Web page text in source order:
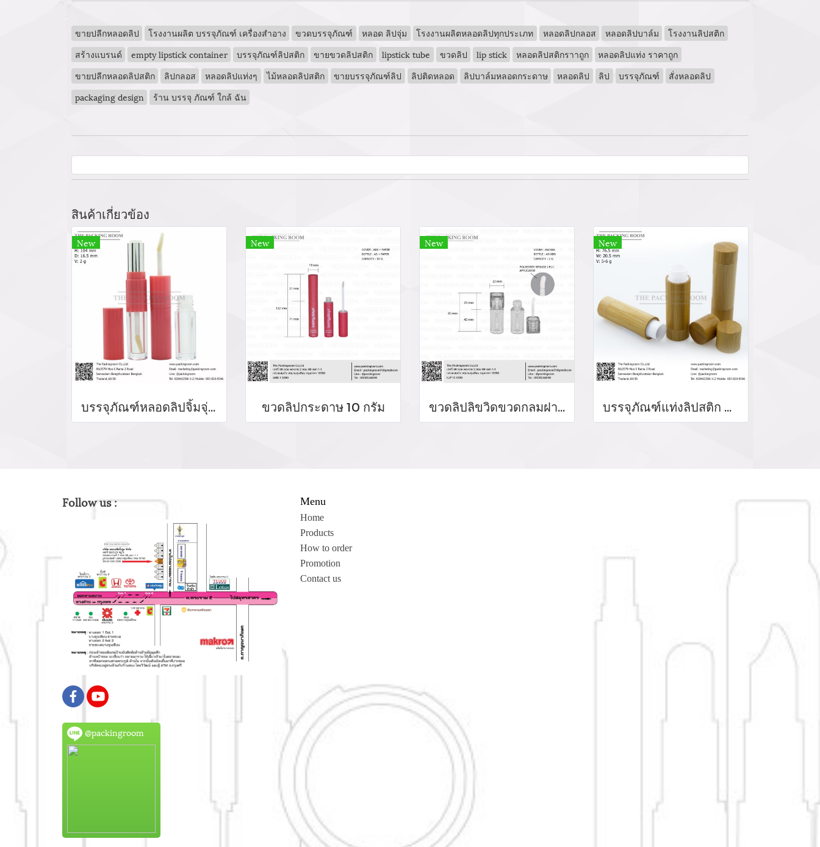
ขายปลีกหลอดลิป โรงงานผลิต บรรจุภัณฑ์ เครื่องสำอาง ขวดบรรจุภัณฑ์ หลอด ลิปจุ่ม โรงงานผลิตหลอดลิปทุกประเภท หลอดลิปกลอส หลอดลิปบาล์ม
โรงงานลิปสติก
สร้างแบรนด์
empty lipstick container บรรจุภัณฑ์ลิปสติก ขายขวดลิปสติก lipstick tube ขวดลิป lip stick หลอดลิปสติกราาถูก
หลอดลิปแท่ง ราคาถูก
ขายปลีกหลอดลิปสติก
ลิปกลอส หลอดลิปแท่งๆ ไม้หลอดลิปสติก ขายบรรจุภัณฑ์ลิป ลิปติดหลอด ลิปบาล์มหลอดกระดาษ หลอดลิป ลิป บรรจุภัณฑ์
สั่งหลอดลิป
packaging design
ร้าน บรรจุ ภัณฑ์ ใกล้ ฉัน
สินค้าเกี่ยวข้อง
New
บรรจุภัณฑ์หลอดลิปจิ้มจุ่ม หลอดลิปกลอส bottle lip gloss/ lip bottle ขวดลิป บรรจุภัณฑ์ใส่ลิป จำหน่ายบรรจุภัณฑ์เครื่องสำอางรรจุภัณฑ์เครื่องสำอางทุกประเภท
New
ขวดลิปกระดาษ 10 กรัม
New
ขวดลิปลิขวิดขวดกลมฝาเหลี่ยม
New
บรรจุภัณฑ์แท่งลิปสติก หลอดลิปแท่ง Lip stick package/ Lip tube สีแดงเงาฝาปิดแม่เหล็ก จำหน่ายบรรจุภัณฑ์เครื่องสำอางทุกประเภท
Follow us :
@packingroom
Menu
Home
Products
How to order
Promotion
Contact us